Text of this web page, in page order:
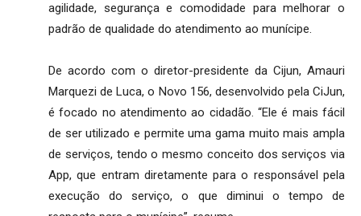
agilidade, segurança e comodidade para melhorar o
padrão de qualidade do atendimento ao munícipe.
De acordo com o diretor-presidente da Cijun, Amauri
Marquezi de Luca, o Novo 156, desenvolvido pela CiJun,
é focado no atendimento ao cidadão. “Ele é mais fácil
de ser utilizado e permite uma gama muito mais ampla
de serviços, tendo o mesmo conceito dos serviços via
App, que entram diretamente para o responsável pela
execução do serviço, o que diminui o tempo de